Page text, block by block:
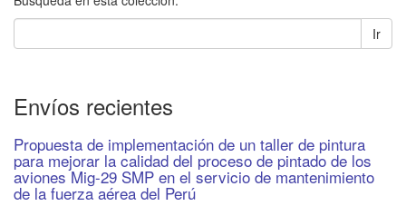
Ir
Envíos recientes
Propuesta de implementación de un taller de pintura
para mejorar la calidad del proceso de pintado de los
aviones Mig-29 SMP en el servicio de mantenimiento
de la fuerza aérea del Perú